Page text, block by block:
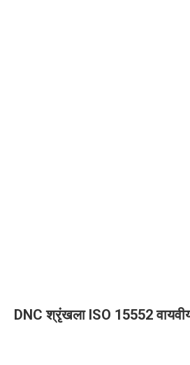
DNC श्रृंखला ISO 15552